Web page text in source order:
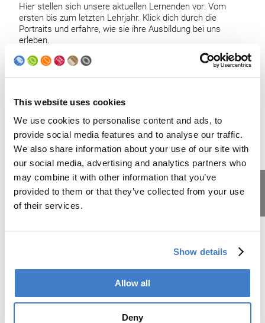
This website uses cookies
We use cookies to personalise content and ads, to
provide social media features and to analyse our traffic.
We also share information about your use of our site with
our social media, advertising and analytics partners who
may combine it with other information that you’ve
provided to them or that they’ve collected from your use
of their services.
Show details
Allow all
Deny
Hier stellen sich unsere aktuellen Lernenden vor: Vom
ersten bis zum letzten Lehrjahr. Klick dich durch die
Portraits und erfahre, wie sie ihre Ausbildung bei uns
erleben.
4. Lehrjahr
Unsere ehemaligen Lernenden blicken auf eine
abgeschlossene Ausbildung zurück. Schau rein und
entdecke, wen wir bereits auf dem Weg ins Berufsleben